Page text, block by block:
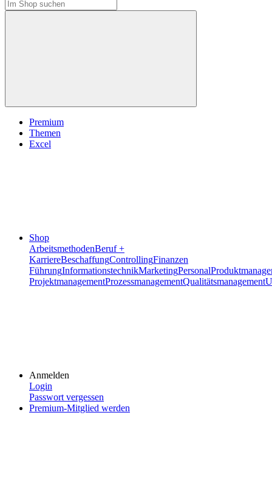
Premium
Themen
Excel
Shop
ArbeitsmethodenBeruf +
KarriereBeschaffungControllingFinanzen
FührungInformationstechnikMarketingPersonal
ProjektmanagementProzessmanagementQualitätsmanagement
Anmelden
Login
Passwort vergessen
Premium-Mitglied werden